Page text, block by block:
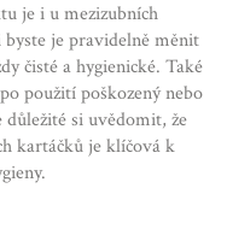
je i u mezizubních
je pravidelně měnit
čisté a hygienické. Také
použití poškozený nebo
si uvědomit, že
kartáčků je klíčová k